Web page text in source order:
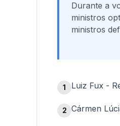
Durante a
ministros
ministros
1 Luiz Fux -
2 Cármen